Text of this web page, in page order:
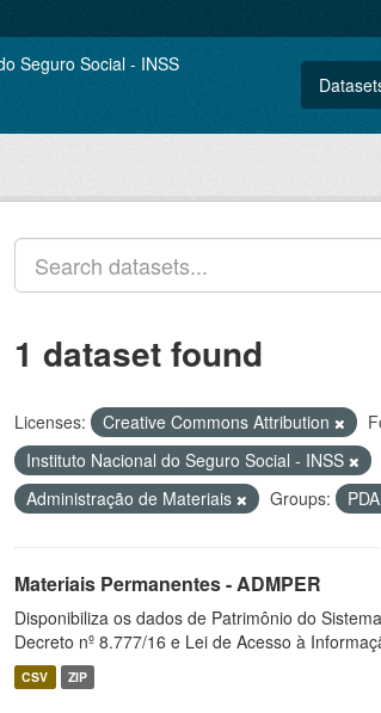
1 dataset found
Licenses: Creative Commons Attribution
Instituto Nacional do Seguro Social - INSS
Administração de Materiais
Groups:
Materiais Permanentes - ADMPER
Disponibiliza os dados de Patrimônio do
Decreto nº 8.777/16 e Lei de Acesso à
CSV ZIP